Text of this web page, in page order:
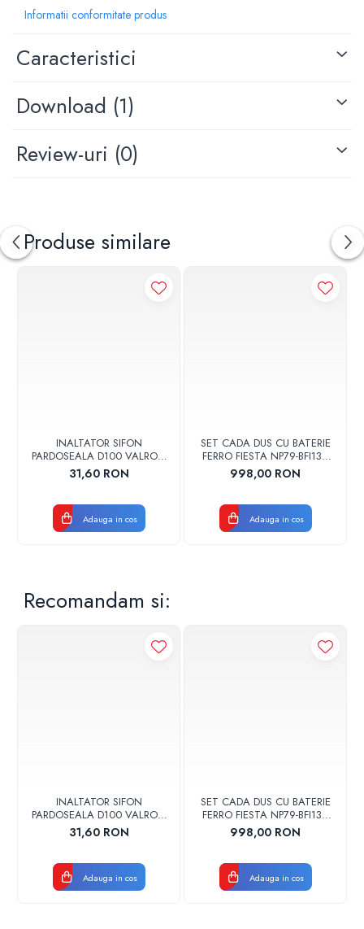
Tip maner: plin
Latime: 100 mm
Informatii conformitate produs
Caracteristici
Download (1)
Review-uri (0)
Produse similare
INALTATOR SIFON
PARDOSEALA D100 VALROM
17001900004
31,60 RON
Adauga in cos
SET CADA DUS CU BATERIE
FERRO FIESTA NP79-BFI13U
CROM
998,00 RON
Adauga in cos
Recomandam si:
INALTATOR SIFON
PARDOSEALA D100 VALROM
17001900004
31,60 RON
Adauga in cos
SET CADA DUS CU BATERIE
FERRO FIESTA NP79-BFI13U
CROM
998,00 RON
Adauga in cos